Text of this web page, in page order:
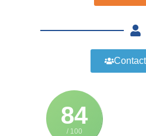
84
/ 100